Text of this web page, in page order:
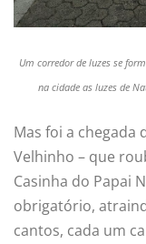
Um corredor de luzes se
na cidade as luzes de
Mas foi a chegada
Velhinho – que
Casinha do Papai
obrigatório,
cantos, cada um